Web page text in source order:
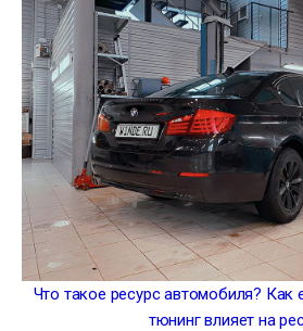
Что такое ресурс автомобиля? Как
тюнинг влияет на